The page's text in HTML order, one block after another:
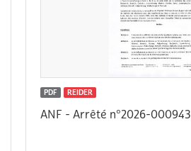
PDF REIDER
ANF - Arrêté n°2026-000943